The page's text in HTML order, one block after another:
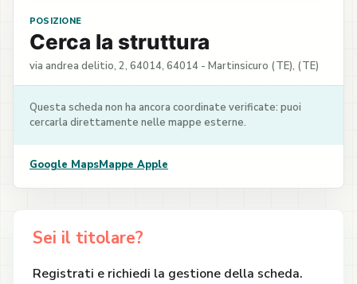
POSIZIONE
Cerca la struttura
via andrea delitio, 2, 64014, 64014 - Martinsicuro (TE), (TE)
Questa scheda non ha ancora coordinate verificate: puoi
cercarla direttamente nelle mappe esterne.
Google MapsMappe Apple
Sei il titolare?
Registrati e richiedi la gestione della scheda.